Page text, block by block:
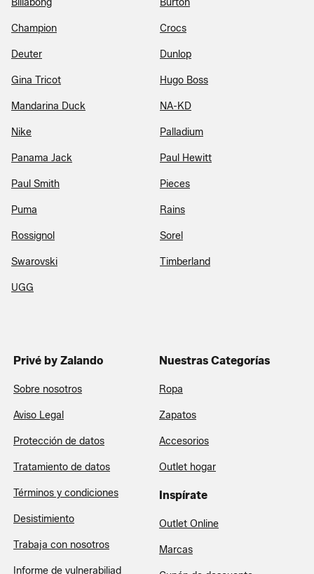
Champion Crocs
Deuter Dunlop
Gina Tricot Hugo Boss
Mandarina Duck NA-KD
Nike Palladium
Panama Jack Paul Hewitt
Paul Smith Pieces
Puma Rains
Rossignol Sorel
Swarovski Timberland
UGG
Privé by Zalando
Sobre nosotros
Aviso Legal
Protección de datos
Tratamiento de datos
Términos y condiciones
Desistimiento
Trabaja con nosotros
Informe de vulnerabiliad
Nuestras Categorías
Ropa
Zapatos
Accesorios
Outlet hogar
Inspírate
Outlet Online
Marcas